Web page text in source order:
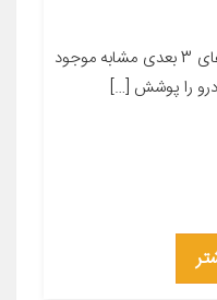
معرفی محصول بر خلاف کفپوش های 3 بعدی مشابه موجود
را پوشش […]